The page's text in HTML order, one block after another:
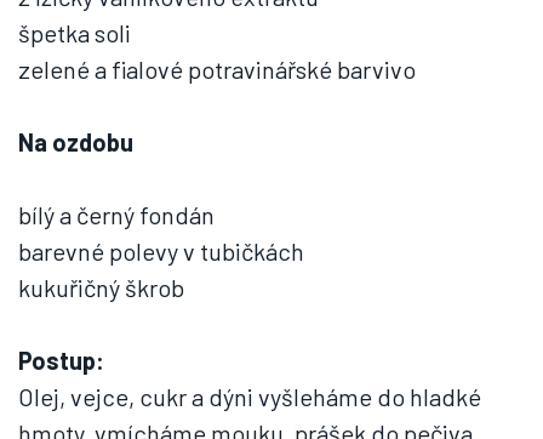
špetka soli
zelené a fialové potravinářské barvivo
Na ozdobu
bílý a černý fondán
barevné polevy v tubičkách
kukuřičný škrob
Postup:
Olej, vejce, cukr a dýni vyšleháme do hladké
hmoty, vmícháme mouku, prášek do pečiva,